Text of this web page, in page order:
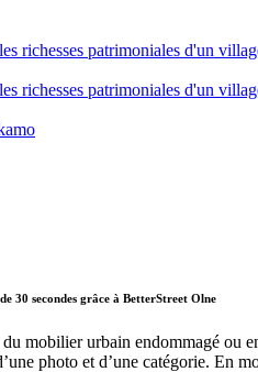
richesses patrimoniales d'un
richesses patrimoniales d'un
30 secondes grâce à BetterStreet Olne
mobilier urbain endommagé ou
photo et d’une catégorie. En